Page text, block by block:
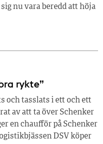
nu vara beredd att höja
rykte”
och tasslats i ett och ett
av att ta över Schenker
en chaufför på Schenker
DSV köper